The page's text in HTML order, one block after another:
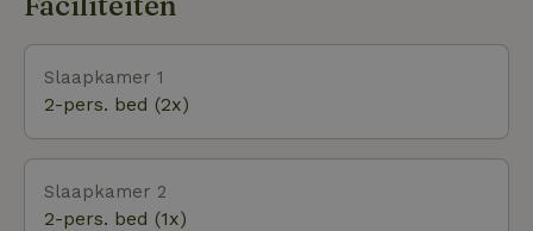
Slaapkamer 1
2-pers. bed (2x)
Slaapkamer 2
2-pers. bed (1x)